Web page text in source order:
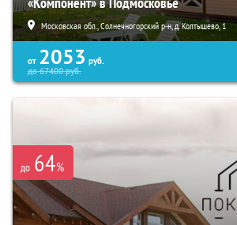
Московская обл., Солнечногорский р-н, д. Колтышево, 1
от 2053 руб.
до67400руб.
до 64%